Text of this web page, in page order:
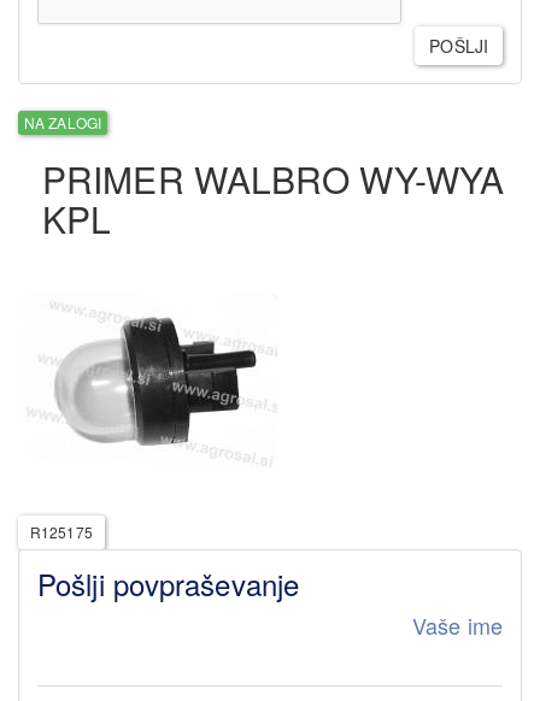
POŠLJI
NA ZALOGI
PRIMER WALBRO WY-WYA
KPL
R125175
Pošlji povpraševanje
Vaše ime